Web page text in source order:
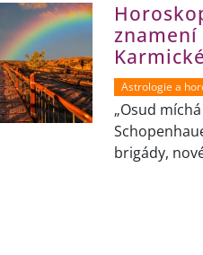
znamení
Astrologie a
„Osud
brigády,